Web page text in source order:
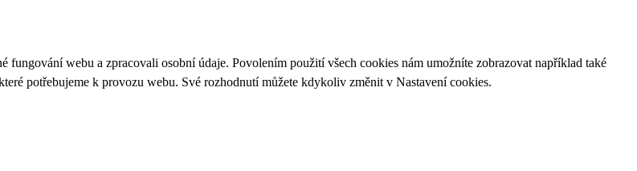
webu a zpracovali osobní údaje. Povolením použití všech cookies nám umožníte zobrazovat například také
potřebujeme k provozu webu. Své rozhodnutí můžete kdykoliv změnit v Nastavení cookies.